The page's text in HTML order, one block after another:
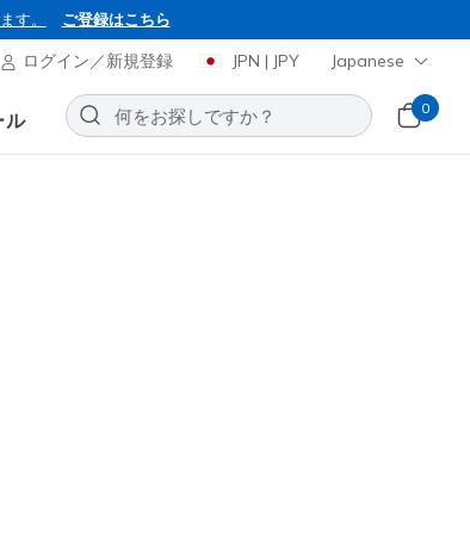
す。 ご登録はこちら
ログイン／新規登録 JPN | JPY Japanese
ル
0